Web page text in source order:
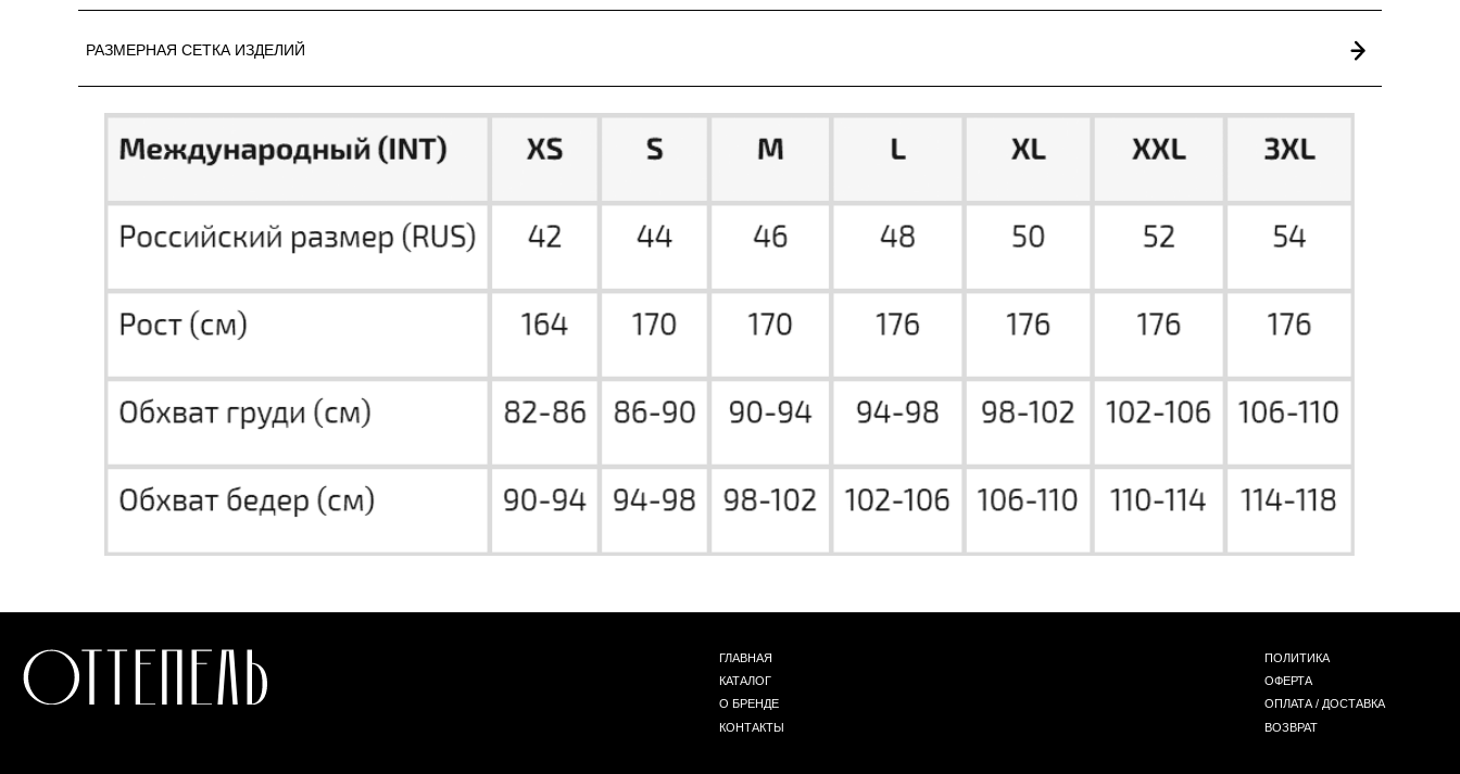
РАЗМЕРНАЯ СЕТКА ИЗДЕЛИЙ
ГЛАВНАЯ
ПОЛИТИКА
СОЗДАНИЕ САЙТА
КОНТАКТЫ
ВОЗВРАТ
Г. НОВОСИБИРСК, ЧАПЛЫГИНА 93